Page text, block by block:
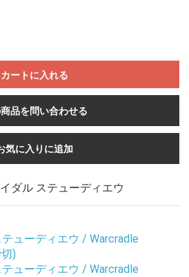
カートに入れる
品を問い合わせる
気に入りに追加
ダル ステューディエウ
ューディエウ / Warcradle
)
ューディエウ / Warcradle